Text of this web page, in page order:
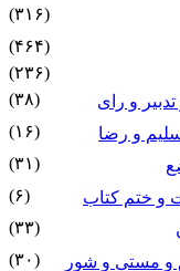
(۳۱۶)
(۴۶۴)
(۲۳۶)
و رای
(۳۸)
و رضا
(۱۶)
(۳۱)
و ختم کتاب
(۶)
(۳۳)
مستی و شور
(۳۰)